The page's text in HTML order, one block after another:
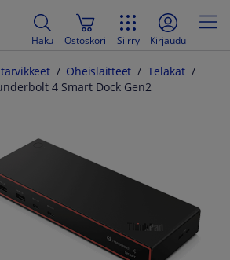
Haku Ostoskori Siirry Kirjaudu
Oheislaitteet
Telakat
4 Smart Dock Gen2